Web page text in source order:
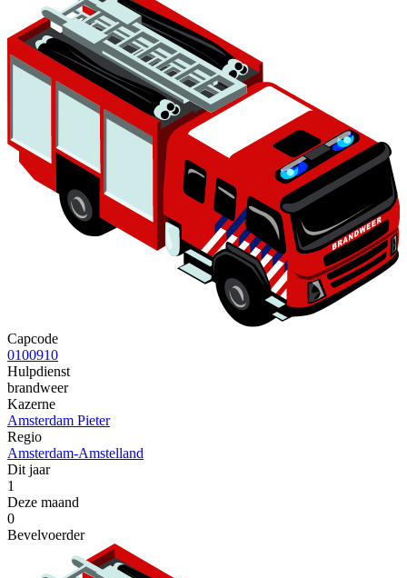
Capcode
0100910
Hulpdienst
brandweer
Kazerne
Amsterdam Pieter
Regio
Amsterdam-Amstelland
Dit jaar
1
Deze maand
0
Bevelvoerder